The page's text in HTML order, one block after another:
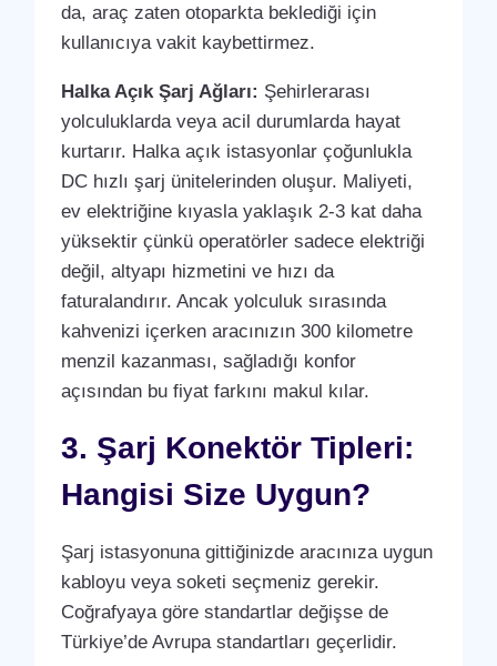
da, araç zaten otoparkta beklediği için
kullanıcıya vakit kaybettirmez.
Halka Açık Şarj Ağları: Şehirlerarası
yolculuklarda veya acil durumlarda hayat
kurtarır. Halka açık istasyonlar çoğunlukla
DC hızlı şarj ünitelerinden oluşur. Maliyeti,
ev elektriğine kıyasla yaklaşık 2-3 kat daha
yüksektir çünkü operatörler sadece elektriği
değil, altyapı hizmetini ve hızı da
faturalandırır. Ancak yolculuk sırasında
kahvenizi içerken aracınızın 300 kilometre
menzil kazanması, sağladığı konfor
açısından bu fiyat farkını makul kılar.
3. Şarj Konektör Tipleri:
Hangisi Size Uygun?
Şarj istasyonuna gittiğinizde aracınıza uygun
kabloyu veya soketi seçmeniz gerekir.
Coğrafyaya göre standartlar değişse de
Türkiye’de Avrupa standartları geçerlidir.